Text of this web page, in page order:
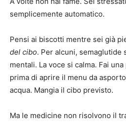
semplicemente automatico.
Pensi ai biscotti mentre sei già
del cibo. Per alcuni, semaglutide
mentali. La voce si calma. Fai
prima di aprire il menu da
acqua. Mangia il cibo previsto.
Ma le medicine non risolvono il